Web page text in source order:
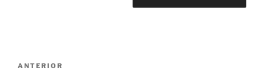
Navegação
Post
ANTERIOR